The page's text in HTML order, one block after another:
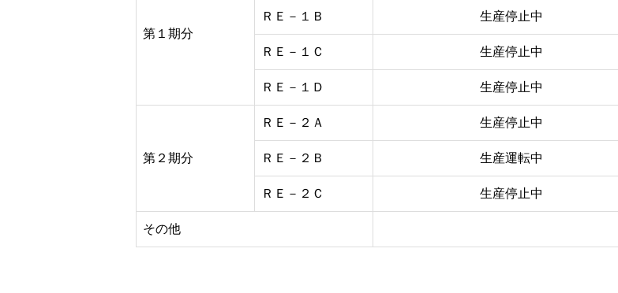
第１期分
ＲＥ－１Ｂ 生産停止中
ＲＥ－１Ｃ 生産停止中
ＲＥ－１Ｄ 生産停止中
第２期分
ＲＥ－２Ａ 生産停止中
ＲＥ－２Ｂ 生産運転中
ＲＥ－２Ｃ 生産停止中
その他